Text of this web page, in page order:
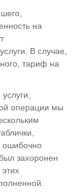
на
В случае,
тариф на
операции мы
ошибочно
захоронен